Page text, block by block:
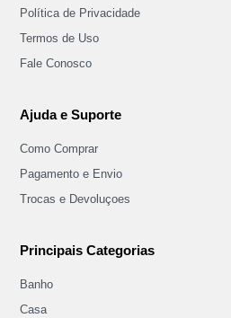
Política de Privacidade
Termos de Uso
Fale Conosco
Ajuda e Suporte
Como Comprar
Pagamento e Envio
Trocas e Devoluçoes
Principais Categorias
Banho
Casa